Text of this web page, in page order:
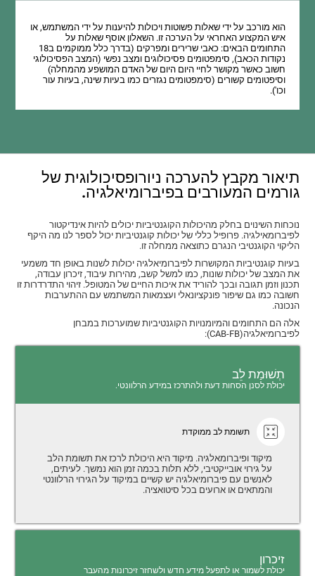
הוא מורכב על ידי שאלות פשוטות ויכולות להיענות על ידי המשתמש, או
איש המקצוע האחראי על הערכה זו. השאלון אוסף שאלות על
התחומים הבאים: כאבי שרירים ומפרקים (בדרך כלל ממוקמים ב18
נקודות הכאב), סימפטומים פסיכולוגים ומצב נפשי (המצב הפסיכולוגי
חשוב כאשר מקושר לחיי היום היום של האדם המושפע מהמחלה)
וסיפטומים קשורים (סימפטומים נגזרים כמו בעיות שינה, בעיות עור
וכו').
תיאור מקבץ להערכה ניורופסיכולוגית של
גורמים המעורבים בפיברומיאלגיה.
נוכחות השינוים בחלק מהיכולות הקוגנטיביות יכולים להיות אינדיקטור
לפיברומאילגיה. פרופיל כללי של יכולות קוגנטיביות יכול לספר לנו מה היקף
הליקוי הקוגנטיבי הנגרם כתוצאה ממחלה זו.
בעיות קוגנטיביות המקושרות לפיברומיאלגיה יכולות לשנות באופן חד משמעי
את המצב של יכולות שונות, כמו למשל קשב, מהירות עיבוד, זיכרון עבודה,
תכנון וזמן תגובה ובכך להוריד את איכות החיים של המטופל. זיהוי התדרדרות זו
חשובה כמו גם שיפור פונקציונאלי ועצמאות המשתמש עם ההתערבות
הנכונה.
אלה הם התחומים והמיומנויות הקוגנטיביות שמוערכות במבחן
לפיברומיאלגיה(CAB-FB):
תְשׁוּמַת לֵב
יכולת לסנן הסחות דעת ולהתרכז במידע הרלוונטי.
תשומת לב ממוקדת
מיקוד ופיברומאלגיה. מיקוד היא היכולת לרכז את תשומת הלב
על גירוי אובייקטיבי, ללא תלות בכמה זמן הוא נמשך. לעיתים,
לאנשים עם פיברומיאלגיה יש קשיים במיקוד על הגירוי הרלוונטי
והמתאים או ארועים בכל סיטואציה.
זיכרון
יכולת לשמור או לתפעל מידע חדש ולשחזר זיכרונות מהעבר